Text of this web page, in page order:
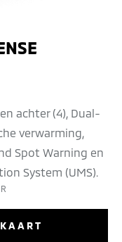
achter (4), Dual-
verwarming,
Spot Warning en
System (UMS).